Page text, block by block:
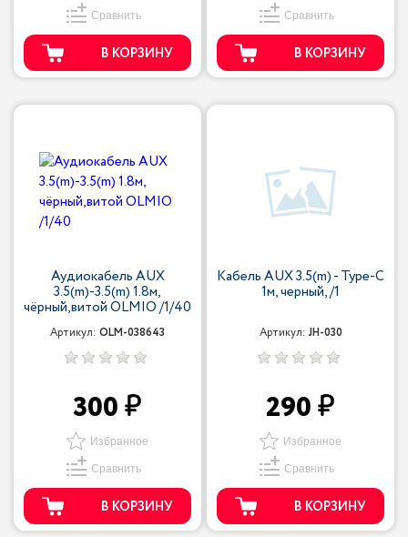
Сравнить
В КОРЗИНУ
Сравнить
В КОРЗИНУ
Аудиокабель AUX
3.5(m)-3.5(m) 1.8м,
чёрный,витой OLMIO /1/40
Артикул: OLM-038643
300
Избранное
Сравнить
В КОРЗИНУ
Кабель AUX 3.5(m) - Type-С
1м, черный, /1
Артикул:JH-030
290
Избранное
Сравнить
В КОРЗИНУ